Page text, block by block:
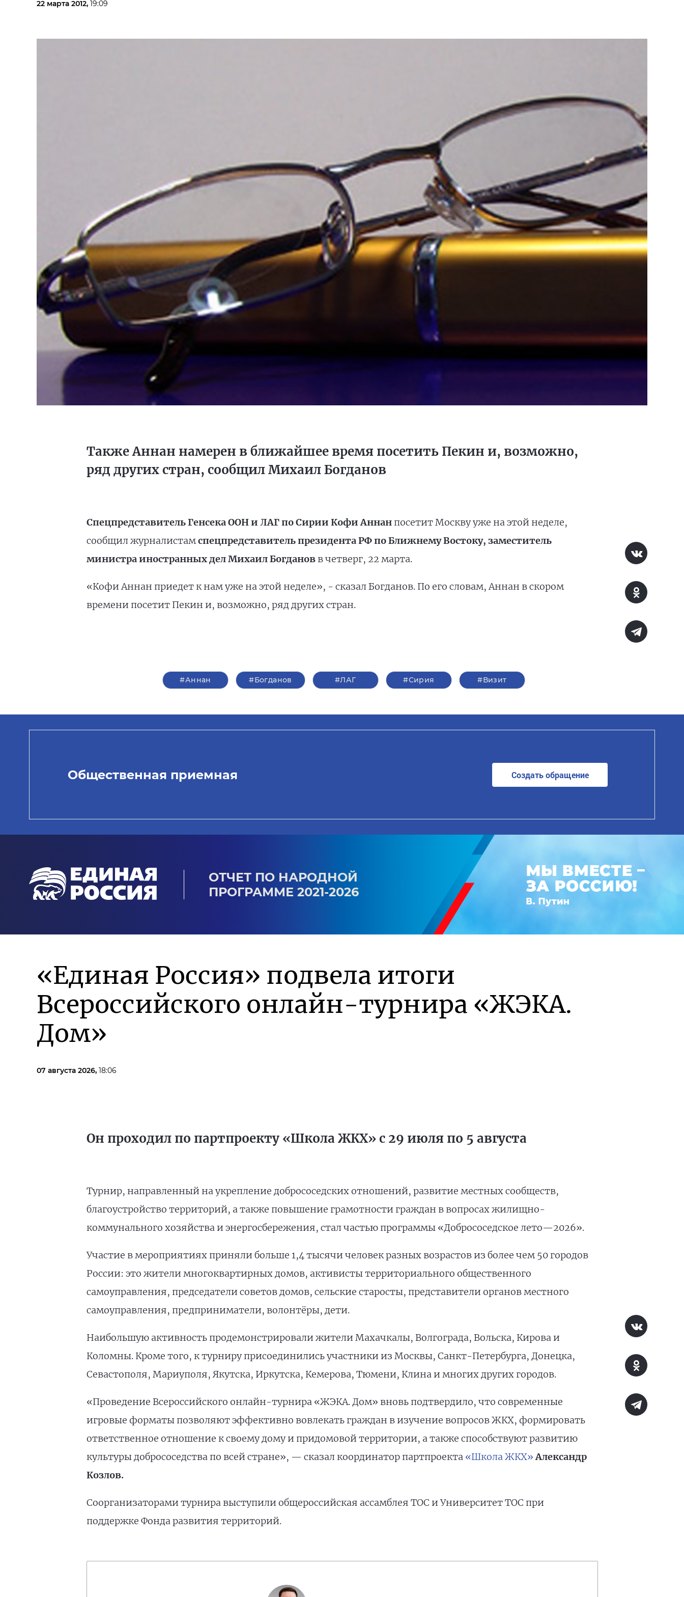
22 марта 2012, 19:09
Также Аннан намерен в ближайшее время посетить Пекин и, возможно,
ряд других стран, сообщил Михаил Богданов
Спецпредставитель Генсека ООН и ЛАГ по Сирии Кофи Аннанпосетит Москву уже на этой неделе,
сообщил журналистамспецпредставитель президента РФ по Ближнему Востоку, заместитель
министра иностранных дел Михаил Богдановв четверг, 22 марта.
«Кофи Аннан приедет к нам уже на этой неделе», - сказал Богданов. По его словам, Аннан в скором
времени посетит Пекин и, возможно, ряд других стран.
#Аннан #Богданов #ЛАГ #Сирия #Визит
Общественная приемная Создать обращение
ОТЧЕТ ПО НАРОДНОЙ
ПРОГРАММЕ 2021-2026
«Единая Россия» подвела итоги
Всероссийского онлайн-турнира «ЖЭКА.
Дом»
07 августа 2026, 18:06
Он проходил по партпроекту «Школа ЖКХ» с 29 июля по 5 августа
Турнир, направленный на укрепление добрососедских отношений, развитие местных сообществ,
благоустройство территорий, а также повышение грамотности граждан в вопросах жилищно-
коммунального хозяйства и энергосбережения, стал частью программы «Добрососедское лето—2026».
Участие в мероприятиях приняли больше 1,4 тысячи человек разных возрастов из более чем 50 городов
России: это жители многоквартирных домов, активисты территориального общественного
самоуправления, председатели советов домов, сельские старосты, представители органов местного
самоуправления, предприниматели, волонтёры, дети.
Наибольшую активность продемонстрировали жители Махачкалы, Волгограда, Вольска, Кирова и
Коломны. Кроме того, к турниру присоединились участники из Москвы, Санкт-Петербурга, Донецка,
Севастополя, Мариуполя, Якутска, Иркутска, Кемерова, Тюмени, Клина и многих других городов.
«Проведение Всероссийского онлайн-турнира «ЖЭКА. Дом» вновь подтвердило, что современные
игровые форматы позволяют эффективно вовлекать граждан в изучение вопросов ЖКХ, формировать
ответственное отношение к своему дому и придомовой территории, а также способствуют развитию
культуры добрососедства по всей стране», — сказал координатор партпроекта «Школа ЖКХ»Александр
Козлов.
Соорганизаторами турнира выступили общероссийская ассамблея ТОС и Университет ТОС при
поддержке Фонда развития территорий.